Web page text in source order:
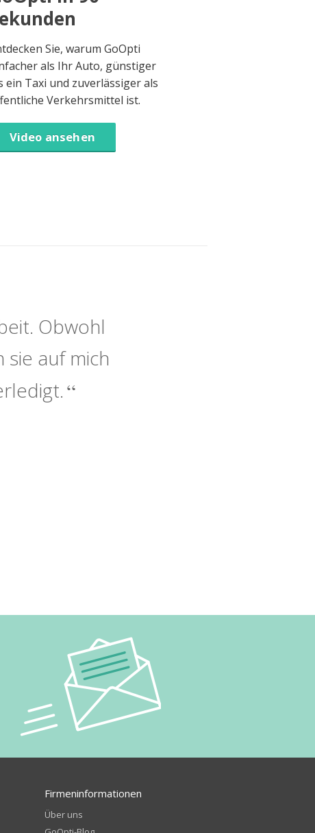
Sie, warum GoOpti
als Ihr Auto, günstiger
ein Taxi und zuverlässiger als
Verkehrsmittel ist.
Video ansehen
Obwohl
auf mich
Firmeninformationen
Über uns